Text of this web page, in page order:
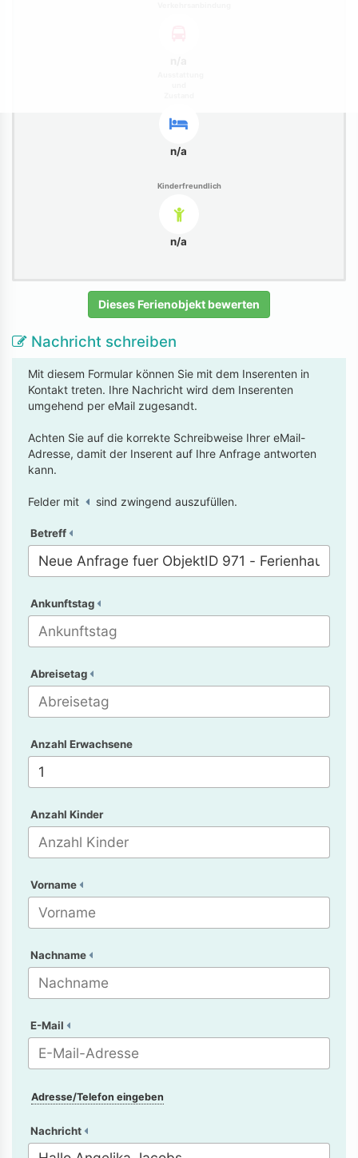
n/a
Kinderfreundlich
n/a
Dieses Ferienobjekt bewerten
Nachricht schreiben
Mit diesem Formular können Sie mit dem Inserenten in
Kontakt treten. Ihre Nachricht wird dem Inserenten
umgehend per eMail zugesandt.
Achten Sie auf die korrekte Schreibweise Ihrer eMail-
Adresse, damit der Inserent auf Ihre Anfrage antworten
kann.
Felder mit sind zwingend auszufüllen.
Betreff
Ankunftstag
Abreisetag
Anzahl Erwachsene
Anzahl Kinder
Vorname
Nachname
E-Mail
Adresse/Telefon eingeben
Nachricht